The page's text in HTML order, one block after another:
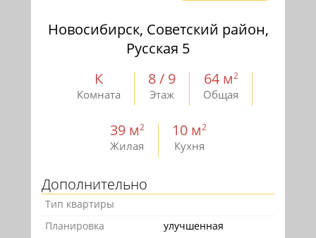
Новосибирск, Советский район,
Русская 5
К
Комната
8 / 9
Этаж
64 м2
Общая
39 м2
Жилая
10 м2
Кухня
Дополнительно
Тип квартиры
Планировка
улучшенная